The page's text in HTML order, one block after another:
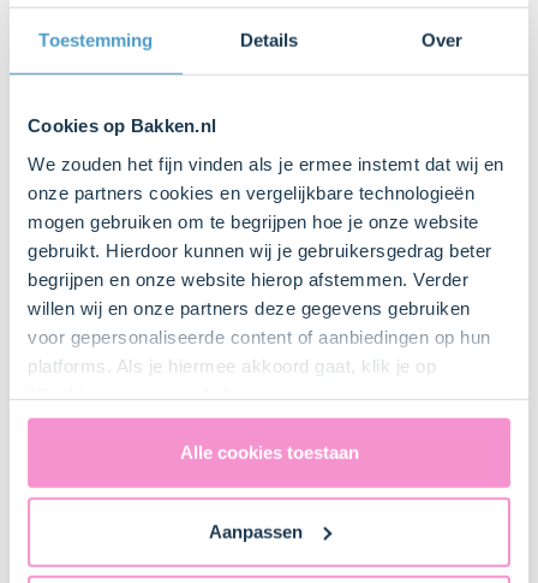
Toestemming Details Over
Cookies op Bakken.nl
We zouden het fijn vinden als je ermee instemt dat wij en
onze partners cookies en vergelijkbare technologieën
mogen gebruiken om te begrijpen hoe je onze website
gebruikt. Hierdoor kunnen wij je gebruikersgedrag beter
begrijpen en onze website hierop afstemmen. Verder
willen wij en onze partners deze gegevens gebruiken
voor gepersonaliseerde content of aanbiedingen op hun
platforms. Als je hiermee akkoord gaat, klik je op
uitdrukkelijk een eventuele gegevensoverdracht naar de
Verenigde Staten in de zin van artikel 49 AVG. Raadpleeg
ons
naar technology providers en partners in de Verenigde
Staten. Je kunt op elk moment van gedachten
Alle cookies toestaan
Aanpassen
Bestel gemakkelijk en snel je bakproducten
bij ons zusjeDeLeuksteTaartenshop.
Stappen
1. Voorbereiden
Plaats het rooster iets onder het midden van de oven
en verwarm de oven voor (elektrisch 170°C /